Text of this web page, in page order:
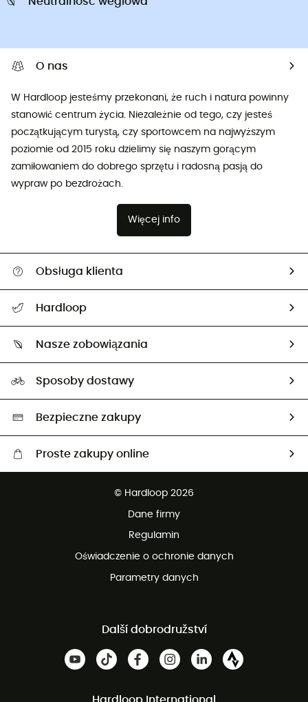
O nas
W Hardloop jesteśmy przekonani, że ruch i natura powinny
stanowić centrum życia. Niezależnie od tego, czy jesteś
początkującym turystą, czy sportowcem na najwyższym
poziomie od 2015 roku dzielimy się naszym gorącym
zamiłowaniem do dobrego sprzętu i radosną pasją do
wypraw po bezdrożach.
Więcej info
Obsługa klienta
Śledzenie przesyłki
Zwrot artykułów i zwrot środków
Hardloop
Nasze zobowiązania
Neutralność węglowa
Wybrane produkty eko
Sposoby dostawy
Bezpieczne zakupy
Proste zakupy online
© Hardloop 2026
Dane firmy
Regulamin
Oświadczenie o ochronie danych
Parametry danych
Další dobrodružství